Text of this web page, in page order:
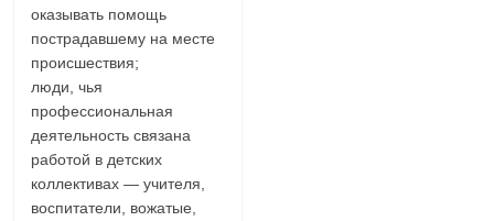
оказывать помощь
пострадавшему на месте
происшествия;
люди, чья
профессиональная
деятельность связана
работой в детских
коллективах — учителя,
воспитатели, вожатые,